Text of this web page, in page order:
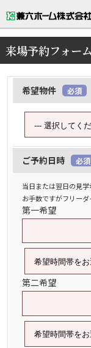
来場予約フォーム
希望物件 必須
ご予約日時 必須
当日または翌日の見学
お手数ですがフリーダ
第一希望
第二希望